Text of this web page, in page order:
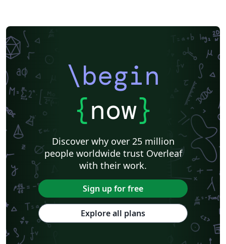
\begin
{now}
Discover why over 25 million
people worldwide trust Overleaf
with their work.
Sign up for free
Explore all plans